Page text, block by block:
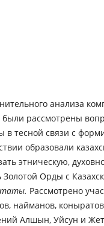
анализа
рассмотрены
в тесной связи с
образовали
этническую,
Орды с
Рассмотрено
найманов,
Алшын, Уйсун и